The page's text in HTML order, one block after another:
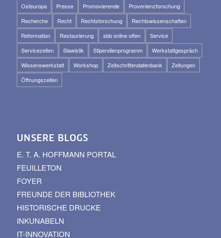
Osteuropa
Presse Promovierende
Provenienzforschung
Recherche
Recht Rechtsforschung
Rechtswissenschaften
Reformation
Restaurierung sbb online offen
Service
Servicezeiten
Slawistik Stipendienprogramm
Werkstattgespräch
Wissenswerkstatt
Workshop Zeitschriftendatenbank
Zeitungen
Öffnungszeiten
UNSERE BLOGS
E. T. A. HOFFMANN PORTAL
FEUILLETON
FOYER
FREUNDE DER BIBLIOTHEK
HISTORISCHE DRUCKE
INKUNABELN
IT-INNOVATION